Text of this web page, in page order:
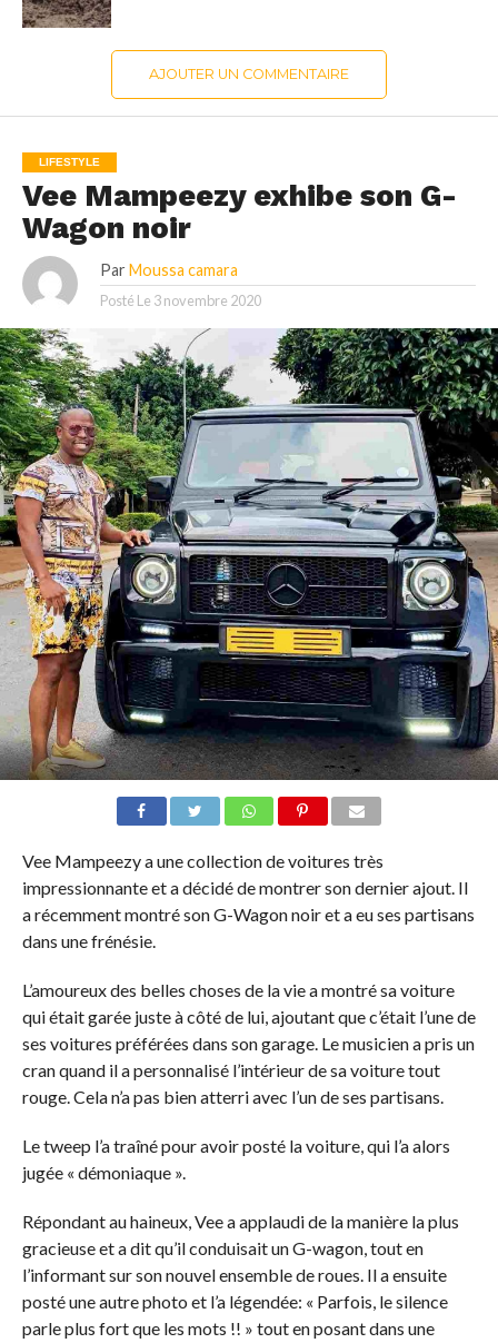
AJOUTER UN COMMENTAIRE
LIFESTYLE
Vee Mampeezy exhibe son G-
Wagon noir
Par Moussa camara
Posté Le 3 novembre 2020
Vee Mampeezy a une collection de voitures très
impressionnante et a décidé de montrer son dernier ajout. Il
a récemment montré son G-Wagon noir et a eu ses partisans
dans une frénésie.
L’amoureux des belles choses de la vie a montré sa voiture
qui était garée juste à côté de lui, ajoutant que c’était l’une de
ses voitures préférées dans son garage. Le musicien a pris un
cran quand il a personnalisé l’intérieur de sa voiture tout
rouge. Cela n’a pas bien atterri avec l’un de ses partisans.
Le tweep l’a traîné pour avoir posté la voiture, qui l’a alors
jugée « démoniaque ».
Répondant au haineux, Vee a applaudi de la manière la plus
gracieuse et a dit qu’il conduisait un G-wagon, tout en
l’informant sur son nouvel ensemble de roues. Il a ensuite
posté une autre photo et l’a légendée: « Parfois, le silence
parle plus fort que les mots !! » tout en posant dans une